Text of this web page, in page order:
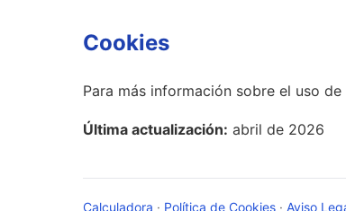
Cookies
Para más información sobre el uso
Última actualización: abril de 2026
Calculadora · Política de Cookies · Aviso